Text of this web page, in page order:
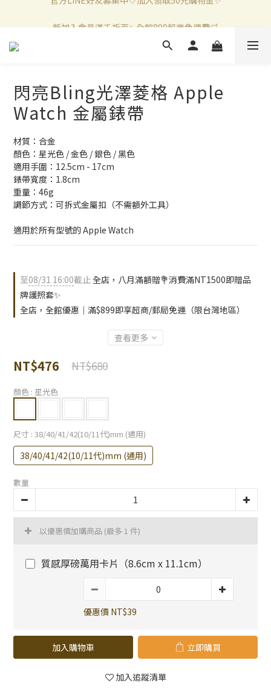
官方LINE好友募集中🤍加入領取50元購物金✨
閃亮Bling光澤菱格 Apple
Watch 金屬錶帶
材質：合金
顏色：星光色 / 金色 / 銀色 / 黑色
適用手圍：12.5cm - 17cm
錶帶寬度：1.8cm
重量：46g
調節方式：可拆式金屬扣（不需額外工具）
適用於所有型號的 Apple Watch
至08/31 16:00截止全店，八月滿額贈💐消費滿NT1500即贈品
牌護照套✨
全店，全館優惠｜滿$899即享超商/郵局免運（限台灣地區）
查看更多
NT$476 NT$680
顏色 : 星光色
尺寸 : 38/40/41/42(10/11代)mm (通用)
38/40/41/42(10/11代)mm (通用)
數量
以優惠價加購商品 (最多 1 件)
質感厚磅萬用卡片（8.6cm x 11.1cm）
優惠價 NT$39
加入購物車 立即購買
加入追蹤清單